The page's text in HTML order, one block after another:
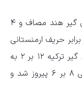
در وزن ۹۲ کیلوگرم عرفان ستاری با کشتی گیر هند مصاف و ۴
بر ۱ پیروز میدان شد، در دور دوم ۱۴ بر ۶ برابر حریف ارمنستانی
خود به برتری رسید و در مبارزه با کشتی گیر ترکیه ۱۲ بر ۲ به
برتری رسید و در مصاف با حریف اوکراینی ۸ بر ۶ پیروز شد و